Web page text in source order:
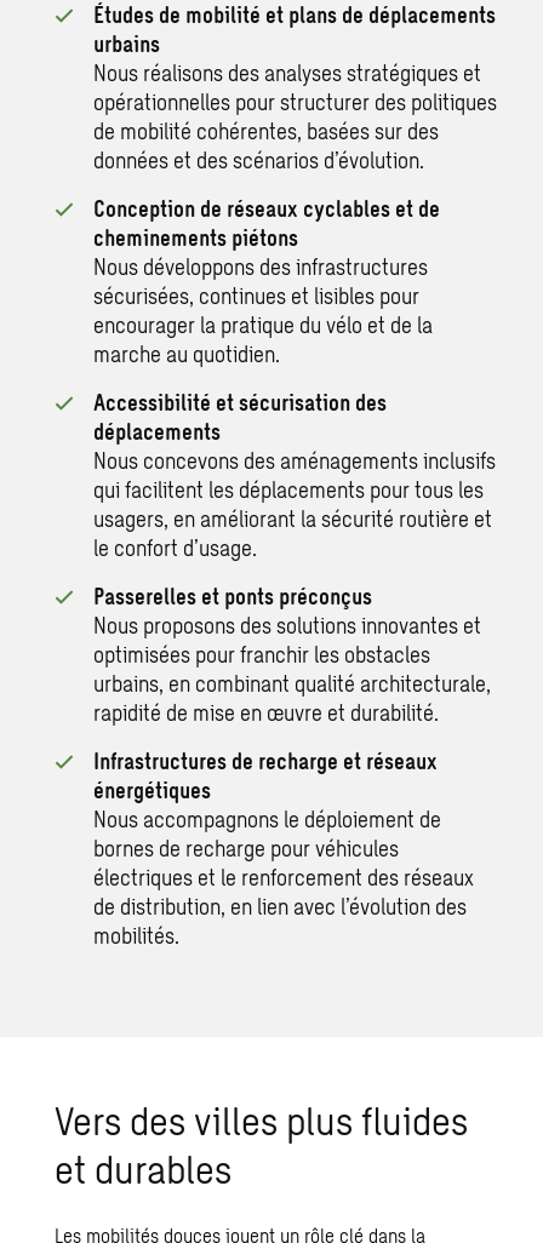
Études de mobilité et plans de déplacements
urbains
Nous réalisons des analyses stratégiques et
opérationnelles pour structurer des politiques
de mobilité cohérentes, basées sur des
données et des scénarios d’évolution.
Conception de réseaux cyclables et de
cheminements piétons
Nous développons des infrastructures
sécurisées, continues et lisibles pour
encourager la pratique du vélo et de la
marche au quotidien.
Accessibilité et sécurisation des
déplacements
Nous concevons des aménagements inclusifs
qui facilitent les déplacements pour tous les
usagers, en améliorant la sécurité routière et
le confort d’usage.
Passerelles et ponts préconçus
Nous proposons des solutions innovantes et
optimisées pour franchir les obstacles
urbains, en combinant qualité architecturale,
rapidité de mise en œuvre et durabilité.
Infrastructures de recharge et réseaux
énergétiques
Nous accompagnons le déploiement de
bornes de recharge pour véhicules
électriques et le renforcement des réseaux
de distribution, en lien avec l’évolution des
mobilités.
Vers des villes plus fluides
et durables
Les mobilités douces jouent un rôle clé dans la